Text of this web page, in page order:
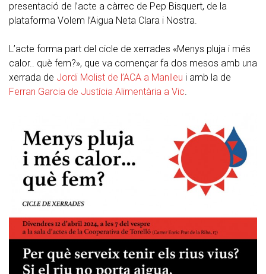
presentació de l’acte a càrrec de Pep Bisquert, de la
plataforma Volem l’Aigua Neta Clara i Nostra.
L’acte forma part del cicle de xerrades «Menys pluja i més
calor.. què fem?», que va començar fa dos mesos amb una
xerrada de Jordi Molist de l’ACA a Manlleu i amb la de
Ferran Garcia de Justícia Alimentària a Vic.